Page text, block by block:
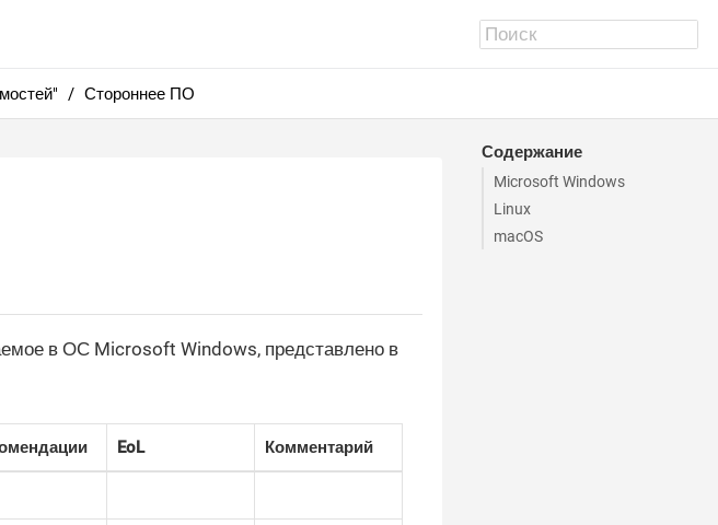
Стороннее ПО
Содержание
Microsoft Windows
Linux
macOS
в ОС Microsoft Windows, представлено в
EoL Комментарий